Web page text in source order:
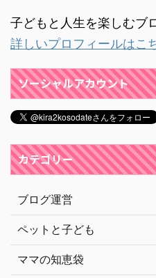
子どもと人生を楽しむブ
詳しいプロフィールはこ
ソーシャルアカウント
カテゴリー
ブログ運営
ペットと子ども
ママの知恵袋